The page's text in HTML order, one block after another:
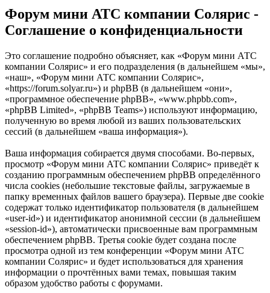
Форум мини АТС компании Солярис -
Соглашение о конфиденциальности
Это соглашение подробно объясняет, как «Форум мини АТС
компании Солярис» и его подразделения (в дальнейшем «мы»,
«наш», «Форум мини АТС компании Солярис»,
«https://forum.solyar.ru») и phpBB (в дальнейшем «они»,
«программное обеспечение phpBB», «www.phpbb.com»,
«phpBB Limited», «phpBB Teams») используют информацию,
полученную во время любой из ваших пользовательских
сессий (в дальнейшем «ваша информация»).
Ваша информация собирается двумя способами. Во-первых,
просмотр «Форум мини АТС компании Солярис» приведёт к
созданию программным обеспечением phpBB определённого
числа cookies (небольшие текстовые файлы, загружаемые в
папку временных файлов вашего браузера). Первые две cookie
содержат только идентификатор пользователя (в дальнейшем
«user-id») и идентификатор анонимной сессии (в дальнейшем
«session-id»), автоматически присвоенные вам программным
обеспечением phpBB. Третья cookie будет создана после
просмотра одной из тем конференции «Форум мини АТС
компании Солярис» и будет использоваться для хранения
информации о прочтённых вами темах, повышая таким
образом удобство работы с форумами.